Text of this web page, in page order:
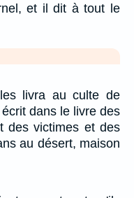
et il dit à tout le
livra au culte de
dans le livre des
des victimes et des
au désert, maison